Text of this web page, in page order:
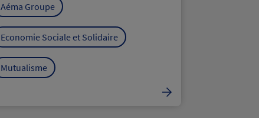
Aéma Groupe
Economie Sociale et Solidaire
Mutualisme